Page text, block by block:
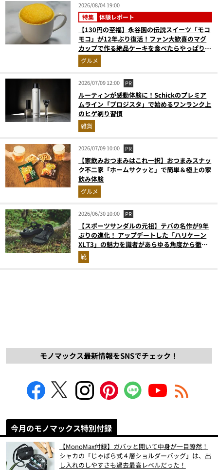
2026/08/04 19:00
特集 体験レポート
【130円の至福】永谷園の伝説スイーツ「モコ
モコ」が12年ぶり復活！ファン大歓喜のマグ
カップで作る絶品ケーキを食べたらやっぱり最
高にウマかった
グルメ
2026/07/09 12:00 PR
ルーティンが感動体験に！Schickのプレミア
ムライン「プロジスタ」で始めるワンランク上
のヒゲ剃り習慣
雑貨
2026/07/09 10:00 PR
【家飲みおつまみはこれ一択】おつまみスナッ
ク不二家「ホームサクッと」で簡単＆極上の家
飲み体験
グルメ
2026/06/30 10:00 PR
【スポーツサンダルの元祖】テバの名作が9年
ぶりの進化！ アップデートした「ハリケーン
XLT3」の魅力を識者があらゆる角度から徹底
解説！
靴
モノマックス最新情報をSNSでチェック！
今月のモノマックス特別付録
【MonoMax付録】ガバッと開いて中身が一目瞭然！
シャカの「じゃばら式４層ショルダーバッグ」は、出
し入れのしやすさも過去最高レベルだった！